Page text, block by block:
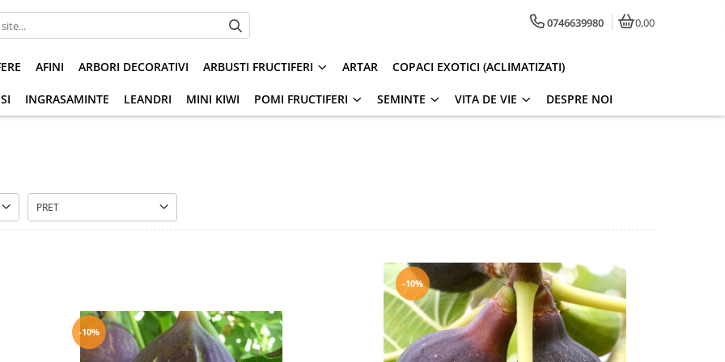
0746639980 0,00
AFINI ARBORI DECORATIVI ARBUSTI FRUCTIFERI ARTAR COPACI EXOTICI (ACLIMATIZATI)
INGRASAMINTE LEANDRI MINI KIWI POMI FRUCTIFERI SEMINTE VITA DE VIE DESPRE NOI
PRET
-10%
-10%